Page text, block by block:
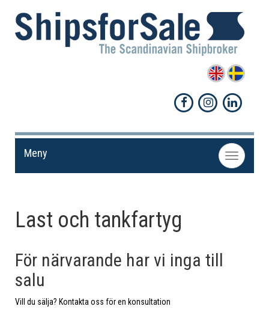
Toggle
navigation
Meny
Last och tankfartyg
För närvarande har vi inga till
salu
Vill du sälja? Kontakta oss för en konsultation